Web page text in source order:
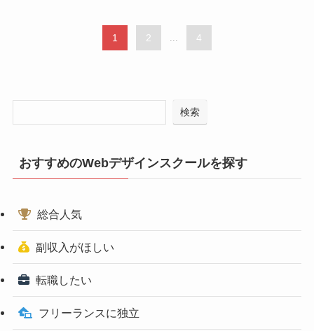
1 2 ... 4
検索
おすすめのWebデザインスクールを探す
総合人気
副収入がほしい
転職したい
フリーランスに独立